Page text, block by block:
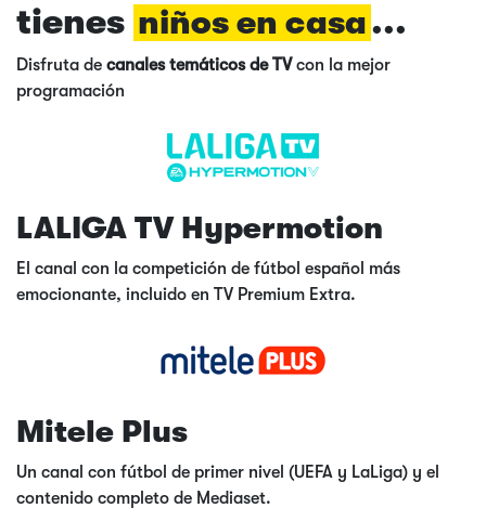
tienes niños en casa...
Disfruta de canales temáticos de TVcon la mejor
programación
LALIGA TV Hypermotion
El canal con la competición de fútbol español más
emocionante, incluido en TV Premium Extra.
Mitele Plus
Un canal con fútbol de primer nivel (UEFA y LaLiga) y el
contenido completo de Mediaset.